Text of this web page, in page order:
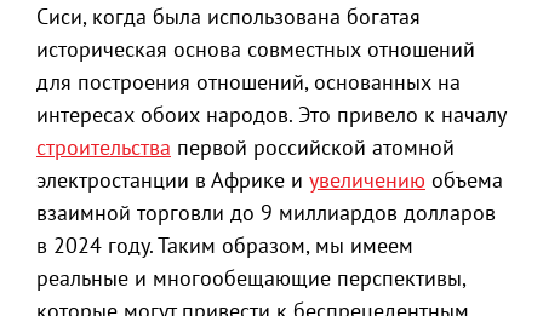
Сиси, когда была использована богатая
историческая основа совместных отношений
для построения отношений, основанных на
интересах обоих народов. Это привело к началу
строительства первой российской атомной
электростанции в Африке и увеличению объема
взаимной торговли до 9 миллиардов долларов
в 2024 году. Таким образом, мы имеем
реальные и многообещающие перспективы,
которые могут привести к беспрецедентным